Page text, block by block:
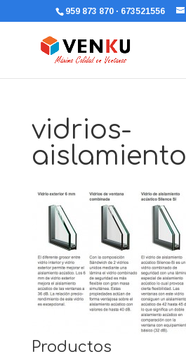
959 873 870 · 673521556
vidrios-
aislamiento
Productos